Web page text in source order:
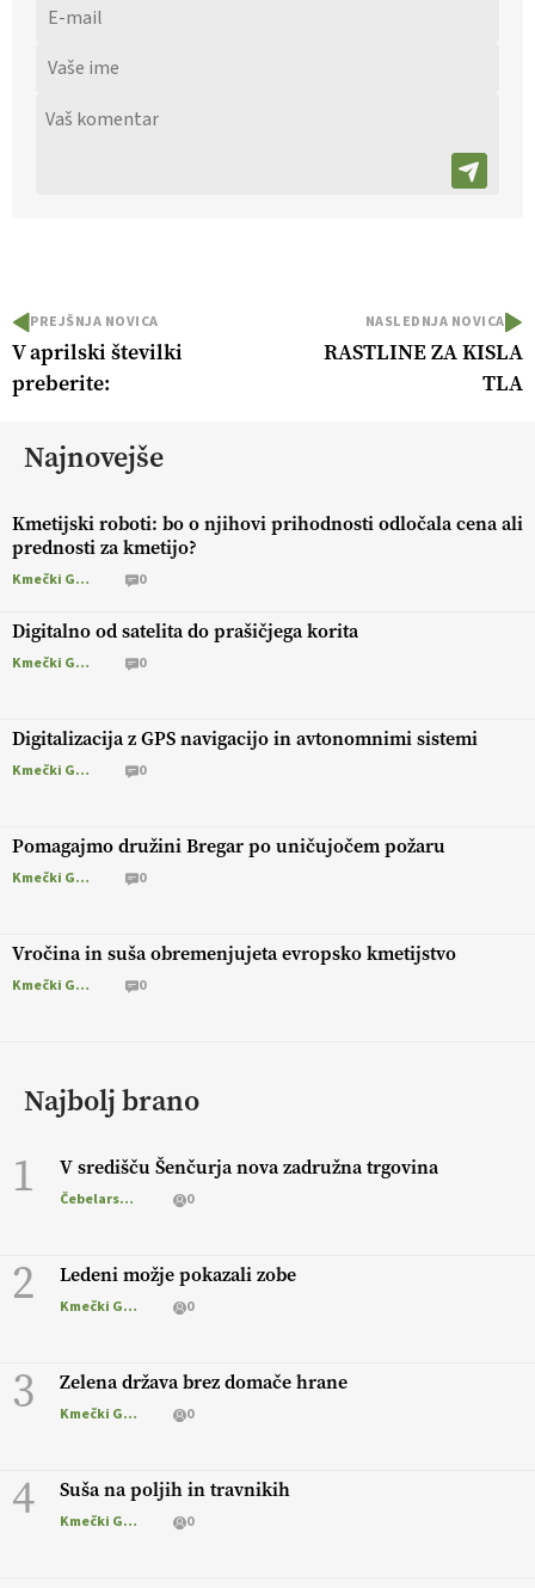
PREJŠNJA NOVICA
V aprilski številki
preberite:
NASLEDNJA NOVICA
RASTLINE ZA KISLA
TLA
Najnovejše
Kmetijski roboti: bo o njihovi prihodnosti odločala cena ali
prednosti za kmetijo?
Kmečki Glas 0
Digitalno od satelita do prašičjega korita
Kmečki Glas 0
Digitalizacija z GPS navigacijo in avtonomnimi sistemi
Kmečki Glas 0
Pomagajmo družini Bregar po uničujočem požaru
Kmečki Glas 0
Vročina in suša obremenjujeta evropsko kmetijstvo
Kmečki Glas 0
Najbolj brano
1 V središču Šenčurja nova zadružna trgovina
Čebelarstvo 0
2 Ledeni možje pokazali zobe
Kmečki Glas 0
3 Zelena država brez domače hrane
Kmečki Glas 0
4 Suša na poljih in travnikih
Kmečki Glas 0